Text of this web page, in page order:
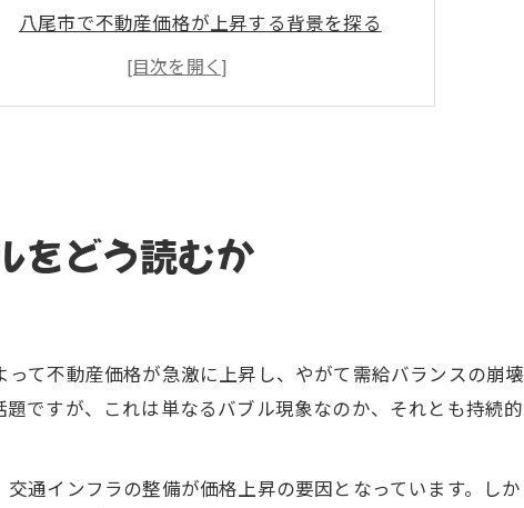
八尾市で不動産価格が上昇する背景を探る
大阪のマンション価格異常事態が与える影響
資産価値維持に重要な不動産市況の見極め方
大阪不動産相場と八尾市の価格動向を比較
大阪市内の価格推移と八尾市の相関関係
市の資産価値守る投資判断のコツ
供給過多エリアと安定成長エリアの見分け方
をどう読むか
て不動産価格が急激に上昇し、やがて需給バランスの崩
ですが、これは単なるバブル現象なのか、それとも持続
通インフラの整備が価格上昇の要因となっています。し